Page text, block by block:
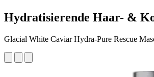
Hydratisierende Haar- &
Glacial White Caviar Hydra-Pure Rescue